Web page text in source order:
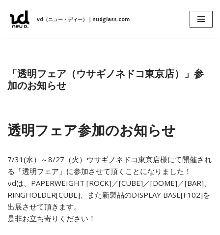
コ
ツ
へ
ッ
プ
νd（ニュー・ディー）｜nudglass.com
「透明フェア（ウサギノネドコ東京店）」参
加のお知らせ
透明フェア参加のお知らせ
7/31(水）～8/27（火）ウサギノネドコ東京店様にて開催され
る「透明フェア」に参加させて頂くことになりました！
νdは、PAPERWEIGHT [ROCK]／[CUBE]／[DOME]／[BAR]、
RINGHOLDER[CUBE]、また新製品のDISPLAY BASE[F102]を
出展させて頂きます。
是非お立ち寄りください！